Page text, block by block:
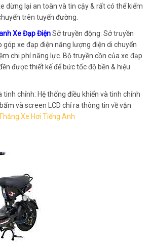
dừng lại an toàn và tin cậy & rất có thể kiểm
trên tuyến đường.
Xe Đạp ĐiệnSở truyền động: Sở truyền
góp xe đạp điện năng lượng điện di chuyển
chi phí năng lực. Bộ truyền cồn của xe đạp
được thiết kế để bức tốc độ bền & hiệu
tinh chỉnh: Hệ thống điều khiển và tinh chỉnh
và screen LCD chỉ ra thông tin về vận
Xe Hơi Tiếng Anh